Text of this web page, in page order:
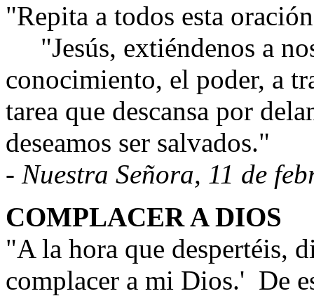
"Repita a todos esta
"Jesús, extiéndenos a
conocimiento, el poder, a
tarea que descansa por
deseamos ser salvados."
- Nuestra Señora, 11 de
COMPLACER A DIOS
"A la hora que despertéis,
complacer a mi Dios.' De